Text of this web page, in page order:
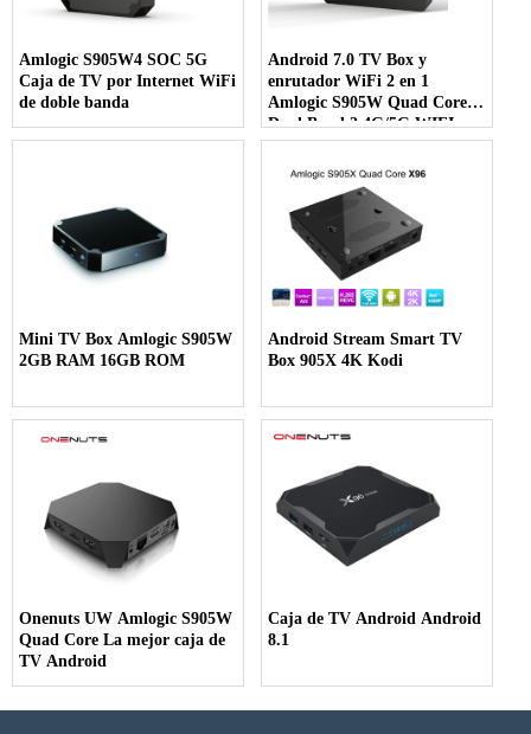
Amlogic S905W4 SOC 5G
Caja de TV por Internet WiFi
de doble banda
Android 7.0 TV Box y
enrutador WiFi 2 en 1
Amlogic S905W Quad Core
Dual Band 2.4G/5G WIFI
Streaming Media Player
Mini TV Box Amlogic S905W
2GB RAM 16GB ROM
Android Stream Smart TV
Box 905X 4K Kodi
Onenuts UW Amlogic S905W
Quad Core La mejor caja de
TV Android
Caja de TV Android Android
8.1